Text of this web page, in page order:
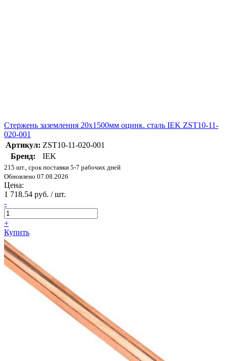
Стержень заземления 20х1500мм оцинк. сталь IEK ZST10-11-
020-001
Артикул: ZST10-11-020-001
Бренд:
IEK
215 шт., срок поставки 5-7 рабочих дней
Обновлено 07.08.2026
Цена:
1 718.54 руб. / шт.
-
+
Купить